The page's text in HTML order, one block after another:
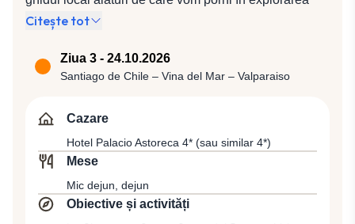
capitalei situată pe malul râului Mapocho, la poalele
6.570 m. Oraşul păstrează amintirea imperiului
colonial spaniol, fapt evident mai ales în zona
Palatul Prezidenţial, Piaţa Armelor cu Catedrala şi
Casa Colorada, fosta reşedinţă a guvernatorului în
perioada colonială. Dejun la un restaurant local în
Barrio Lastaria. Vom putea admira apoi oraşul de pe
dealul Cerro San Cristobal, aflat în Parcul
Citește tot
Ziua 3 - 24.10.2026
Santiago de Chile – Vina del Mar – Valparaiso
Cazare
Hotel Palacio Astoreca 4* (sau similar 4*)
Mese
Mic dejun, dejun
Obiective și activități